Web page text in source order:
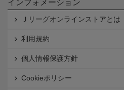
インフォメーション
Ｊリーグオンラインストアとは
利用規約
個人情報保護方針
Cookieポリシー